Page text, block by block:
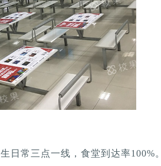
日常三点一线，食堂到达率100%。